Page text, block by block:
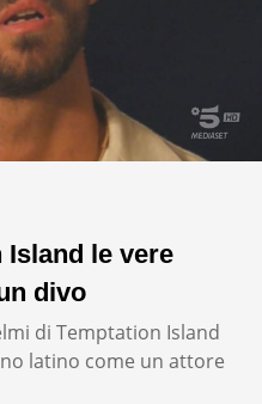
Island le vere
divo
di Temptation Island
latino come un attore